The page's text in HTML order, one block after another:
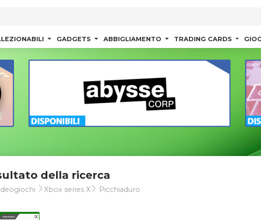
GADGETS ABBIGLIAMENTO TRADING CARDS
della ricerca
Xbox series X Picchiaduro